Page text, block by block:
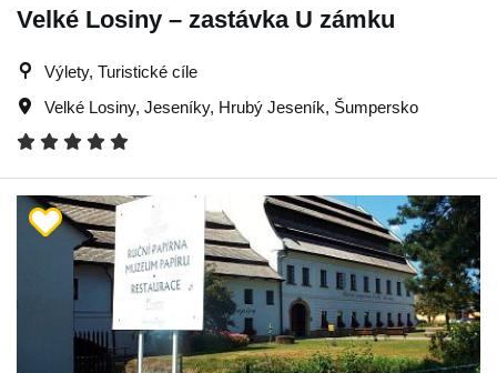
Velké Losiny – zastávka U zámku
Výlety, Turistické cíle
Velké Losiny, Jeseníky, Hrubý Jeseník, Šumpersko